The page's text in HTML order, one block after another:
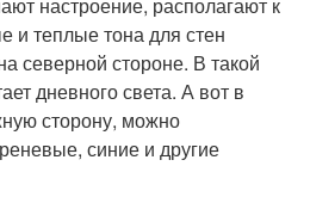
настроение, располагают к
и теплые тона для стен
северной стороне. В такой
дневного света. А вот в
сторону, можно
синие и другие